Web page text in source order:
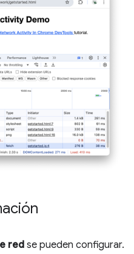
red se pueden configurar.